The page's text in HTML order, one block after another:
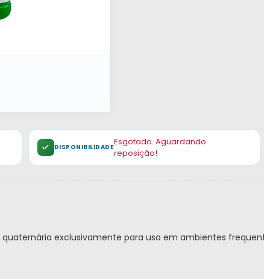
DISPONIBILIDADEEsgotado. Aguardando
reposição!
exclusivamente para uso em ambientes